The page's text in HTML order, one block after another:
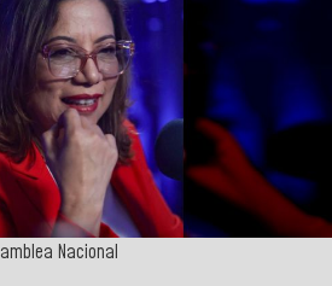
Nacional